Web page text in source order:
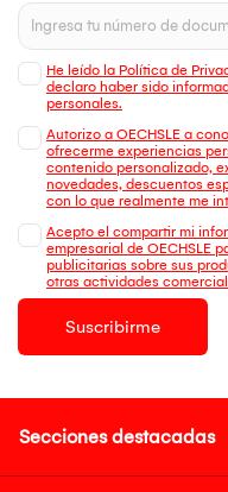
He leído la Política de
declaro haber sido
personales.
Autorizo a OECHSLE a
ofrecerme experiencias
contenido personalizado,
novedades, descuentos
con lo que realmente me
Acepto el compartir mi
empresarial de OECHSLE
publicitarias sobre sus
otras actividades
Suscribirme
Secciones destacadas